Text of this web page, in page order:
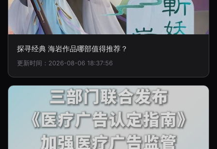
探寻经典 海岩作品哪部值得推荐？
更新时间：2026-08-06 18:37:56